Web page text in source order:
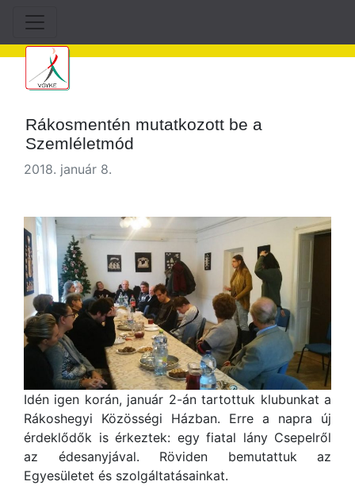
Rákosmentén mutatkozott be a
Szemléletmód
2018. január 8.
Idén igen korán, január 2-án tartottuk klubunkat a
Rákoshegyi Közösségi Házban. Erre a napra új
érdeklődők is érkeztek: egy fiatal lány Csepelről
az édesanyjával. Röviden bemutattuk az
Egyesületet és szolgáltatásainkat.